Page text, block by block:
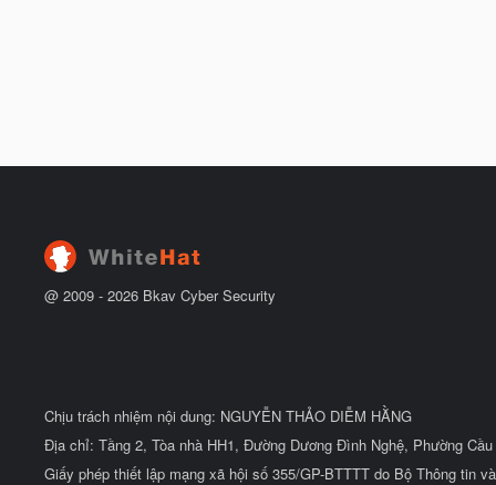
@ 2009 - 2026 Bkav Cyber Security
Chịu trách nhiệm nội dung: NGUYỄN THẢO DIỄM HẰNG
Địa chỉ: Tầng 2, Tòa nhà HH1, Đường Dương Đình Nghệ, Phường
Giấy phép thiết lập mạng xã hội số 355/GP-BTTTT do Bộ Thông tin